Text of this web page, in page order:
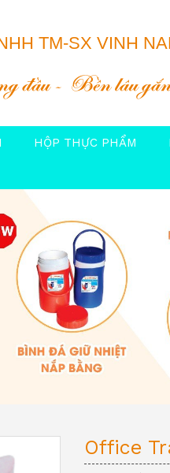
TM-SX VINH
đầu Bền lâu
HỘP THỰC PHẨM
Office